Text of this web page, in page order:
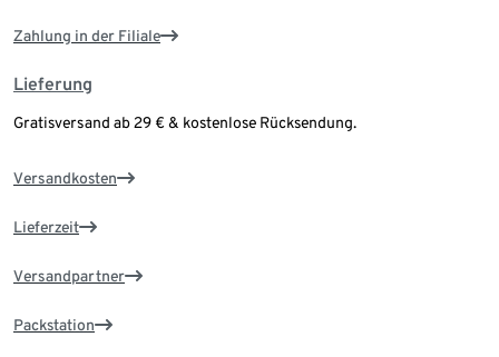
Zahlung in der Filiale
Lieferung
Gratisversand ab 29 € & kostenlose Rücksendung.
Versandkosten
Lieferzeit
Versandpartner
Packstation